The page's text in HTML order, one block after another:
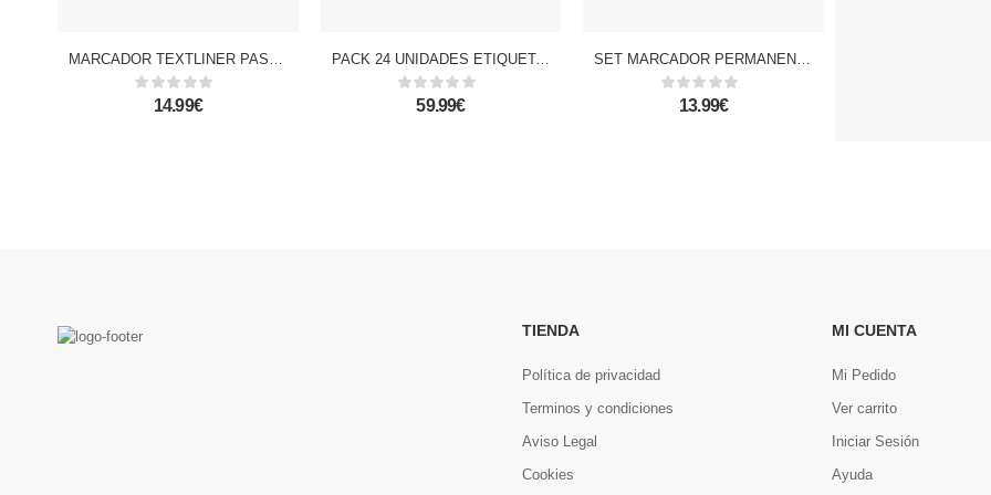
MARCADOR TEXTLINER PASTEL COMPLET 6 Uds.
14.99€
PACK 24 UNIDADES ETIQUETAS ADHESIVAS PERSONALIZABLES DECORADAS DISEÑO NÚMEROS Y SÍMBOLOS (SET 2 UDS)
59.99€
SET MARCADOR PERMANENTE MINI 6 Uds. COLORES VARIADOS
13.99€
TIENDA
Política de privacidad
Terminos y condiciones
Aviso Legal
Cookies
MI CUENTA
Mi Pedido
Ver carrito
Iniciar Sesión
Ayuda